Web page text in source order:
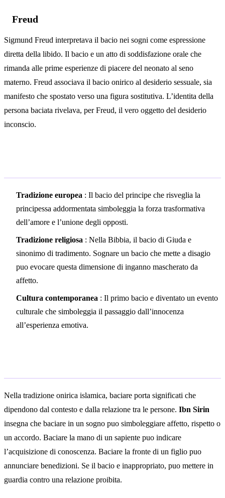
Freud
Sigmund Freud interpretava il bacio nei sogni come espressione
diretta della libido. Il bacio e un atto di soddisfazione orale che
rimanda alle prime esperienze di piacere del neonato al seno
materno. Freud associava il bacio onirico al desiderio sessuale, sia
manifesto che spostato verso una figura sostitutiva. L’identita della
persona baciata rivelava, per Freud, il vero oggetto del desiderio
inconscio.
Tradizione europea : Il bacio del principe che risveglia la
principessa addormentata simboleggia la forza trasformativa
dell’amore e l’unione degli opposti.
Tradizione religiosa : Nella Bibbia, il bacio di Giuda e
sinonimo di tradimento. Sognare un bacio che mette a disagio
puo evocare questa dimensione di inganno mascherato da
affetto.
Cultura contemporanea : Il primo bacio e diventato un evento
culturale che simboleggia il passaggio dall’innocenza
all’esperienza emotiva.
Nella tradizione onirica islamica, baciare porta significati che
dipendono dal contesto e dalla relazione tra le persone. Ibn Sirin
insegna che baciare in un sogno puo simboleggiare affetto, rispetto o
un accordo. Baciare la mano di un sapiente puo indicare
l’acquisizione di conoscenza. Baciare la fronte di un figlio puo
annunciare benedizioni. Se il bacio e inappropriato, puo mettere in
guardia contro una relazione proibita.